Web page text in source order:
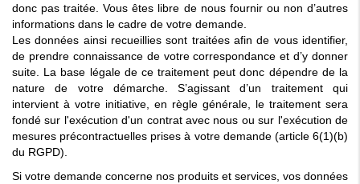
donc pas traitée. Vous êtes libre de nous fournir ou non d’autres
informations dans le cadre de votre demande.
Les données ainsi recueillies sont traitées afin de vous identifier,
de prendre connaissance de votre correspondance et d’y donner
suite. La base légale de ce traitement peut donc dépendre de la
nature de votre démarche. S’agissant d’un traitement qui
intervient à votre initiative, en règle générale, le traitement sera
fondé sur l'exécution d'un contrat avec nous ou sur l'exécution de
mesures précontractuelles prises à votre demande (article 6(1)(b)
du RGPD).
Si votre demande concerne nos produits et services, vos données